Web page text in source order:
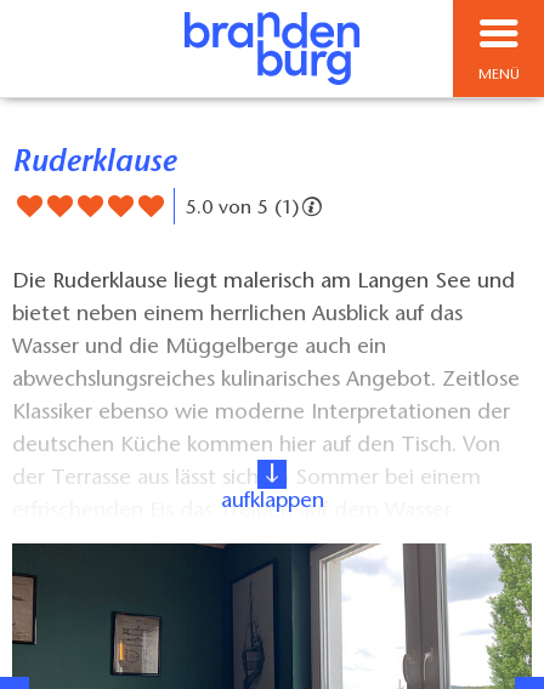
MENÜ
Ruderklause
5.0 von 5 (1)
Die Ruderklause liegt malerisch am Langen See und
bietet neben einem herrlichen Ausblick auf das
Wasser und die Müggelberge auch ein
abwechslungsreiches kulinarisches Angebot. Zeitlose
Klassiker ebenso wie moderne Interpretationen der
deutschen Küche kommen hier auf den Tisch. Von
der Terrasse aus lässt sich im Sommer bei einem
erfrischenden Eis das Treiben auf dem Wasser
wunderbar beobachten. Neben dem gemütlichen
Restaurantbetrieb richtet die Ruderklause auch
Feierlichkeiten für Familien, Firmen und andere
Anlässe für bis zu 40 Personen aus. Viele Speisen gibt
es außerdem zum Mitnehmen.
aufklappen